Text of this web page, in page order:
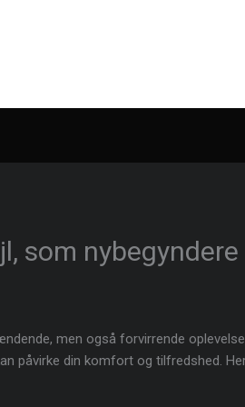
som
men også forvirrende
påvirke din komfort og tilfredshed.